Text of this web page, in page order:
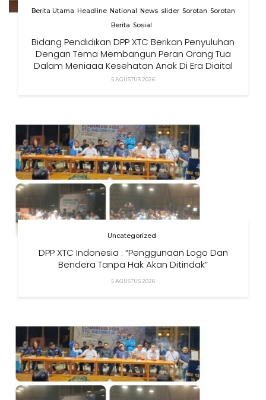
Berita Utama Headline National News slider Sorotan Sorotan
Berita Sosial
Bidang Pendidikan DPP XTC Berikan Penyuluhan
Dengan Tema Membangun Peran Orang Tua
Dalam Menjaga Kesehatan Anak Di Era Digital
5 AGUSTUS 2026
Uncategorized
DPP XTC Indonesia : “Penggunaan Logo Dan
Bendera Tanpa Hak Akan Ditindak”
5 AGUSTUS 2026